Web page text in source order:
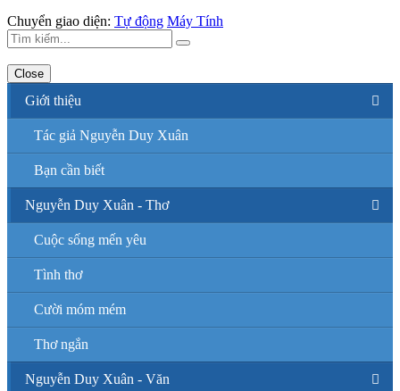
Chuyển giao diện: Tự động Máy Tính
Close
Giới thiệu
Tác giả Nguyễn Duy Xuân
Bạn cần biết
Nguyễn Duy Xuân - Thơ
Cuộc sống mến yêu
Tình thơ
Cười móm mém
Thơ ngắn
Nguyễn Duy Xuân - Văn